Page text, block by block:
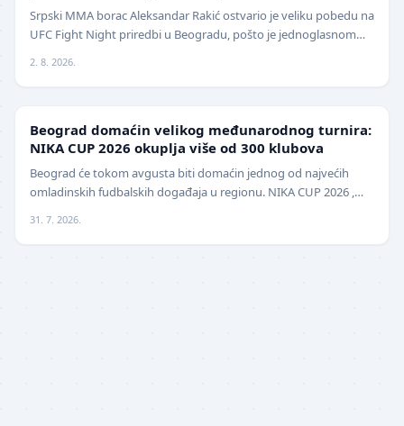
Srpski MMA borac Aleksandar Rakić ostvario je veliku pobedu na
UFC Fight Night priredbi u Beogradu, pošto je jednoglasnom
2. 8. 2026.
Beograd domaćin velikog međunarodnog turnira:
NIKA CUP 2026 okuplja više od 300 klubova
Beograd će tokom avgusta biti domaćin jednog od najvećih
omladinskih fudbalskih događaja u regionu. NIKA CUP 2026 ,
31. 7. 2026.